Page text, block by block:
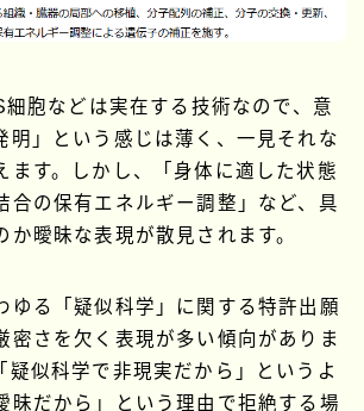
胞などは実在する技術なので、意
明」という感じは薄く、一見それな
ます。しかし、「身体に適した状態
合の保有エネルギー調整」など、具
か曖昧な表現が散見されます。
ゆる「疑似科学」に関する特許出願
密さを欠く表現が多い傾向がありま
疑似科学で非現実だから」というよ
昧だから」という理由で拒絶する場